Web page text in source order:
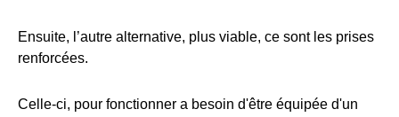
Ensuite, l’autre alternative, plus viable, ce sont les prises
renforcées.
Celle-ci, pour fonctionner a besoin d'être équipée d'un